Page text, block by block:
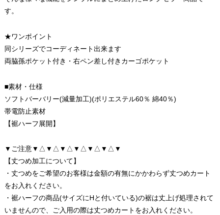
す。
★ワンポイント
同シリーズでコーディネート出来ます
両脇孫ポケット付き・右ペン差し付きカーゴポケット
■素材・仕様
ソフトバーバリー(減量加工)(ポリエステル60％ 綿40％)
帯電防止素材
【裾ハーフ展開】
▼ご注意▼△▼△▼△▼△▼△▼△▼
【丈つめ加工について】
・丈つめをご希望のお客様は金額の有無にかかわらず丈つめカート
をお入れください。
・裾ハーフの商品(サイズにHと付いている)の裾は丈上げ処理されて
いませんので、ご入用の際は丈つめカートをお入れください。